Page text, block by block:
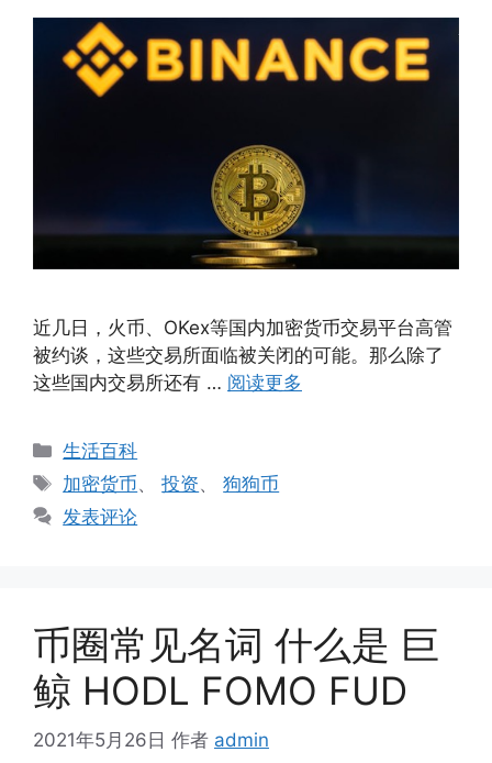
近几日，火币、OKex等国内加密货币交易平台高管
被约谈，这些交易所面临被关闭的可能。那么除了
这些国内交易所还有 … 阅读更多
分
类
生活百科
标
签
加密货币、投资、狗狗币
发表评论
币圈常见名词 什么是 巨
鲸 HODL FOMO FUD
2021年5月26日 作者 admin